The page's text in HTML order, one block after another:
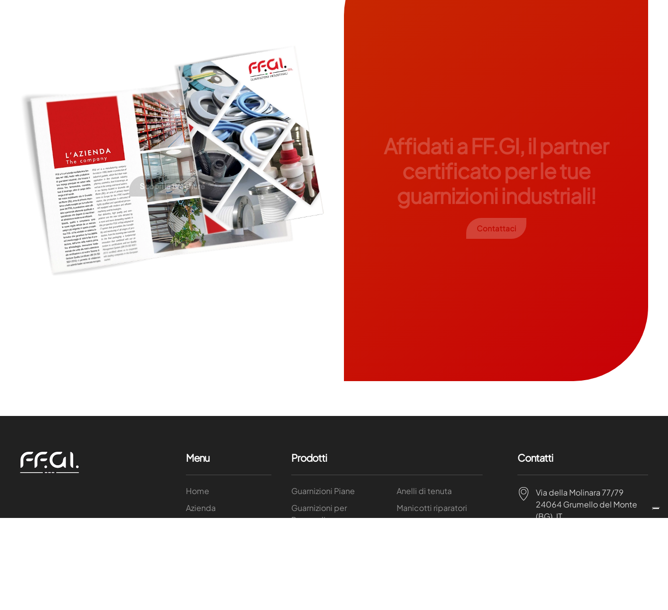
Scopri la Brochure
Affidati a FF.GI, il partner
certificato per le tue
guarnizioni industriali!
Contattaci
Menu
Home
Azienda
Prodotti
Guarnizioni Piane
Guarnizioni per
Raccordi
Anelli di tenuta
Manicotti riparatori
Contatti
Via della Molinara 77/79
24064 Grumello del Monte
(BG), IT